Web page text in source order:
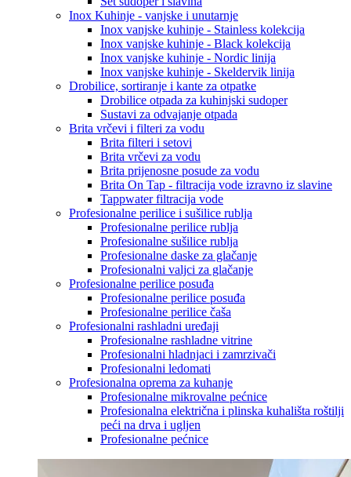
Inox Kuhinje - vanjske i unutarnje
Inox vanjske kuhinje - Stainless kolekcija
Inox vanjske kuhinje - Black kolekcija
Inox vanjske kuhinje - Nordic linija
Inox vanjske kuhinje - Skeldervik linija
Drobilice, sortiranje i kante za otpatke
Drobilice otpada za kuhinjski sudoper
Sustavi za odvajanje otpada
Brita vrčevi i filteri za vodu
Brita filteri i setovi
Brita vrčevi za vodu
Brita prijenosne posude za vodu
Brita On Tap - filtracija vode izravno iz slavine
Tappwater filtracija vode
Profesionalne perilice i sušilice rublja
Profesionalne perilice rublja
Profesionalne sušilice rublja
Profesionalne daske za glačanje
Profesionalni valjci za glačanje
Profesionalne perilice posuđa
Profesionalne perilice posuđa
Profesionalne perilice čaša
Profesionalni rashladni uređaji
Profesionalne rashladne vitrine
Profesionalni hladnjaci i zamrzivači
Profesionalni ledomati
Profesionalna oprema za kuhanje
Profesionalne mikrovalne pećnice
Profesionalna električna i plinska kuhališta roštilji
peći na drva i ugljen
Profesionalne pećnice